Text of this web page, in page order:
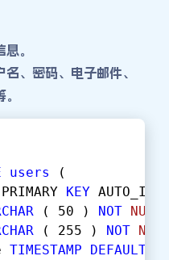
。
、密码、电子邮件、
users
(
PRIMARY KEY
( 50 ) NOT NULL
( 255 ) NOT
TIMESTAMP DEFAULT